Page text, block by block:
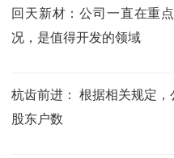
回天新材：公司一直在重
况，是值得开发的领域
杭齿前进： 根据相关规定
股东户数